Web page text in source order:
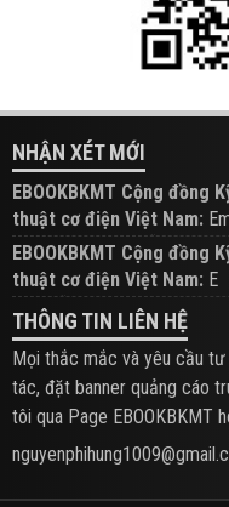
NHẬN XÉT MỚI
EBOOKBKMT Cộng đồng
thuật cơ điện Việt Nam:
đăng trên Group hỗ trợ nhé
EBOOKBKMT Cộng đồng
thuật cơ điện Việt Nam: E
xem hỗ trợ trên Group
THÔNG TIN LIÊN HỆ
Mọi thắc mắc và yêu cầu
tác, đặt banner quảng cáo
tôi qua Page EBOOKBKMT